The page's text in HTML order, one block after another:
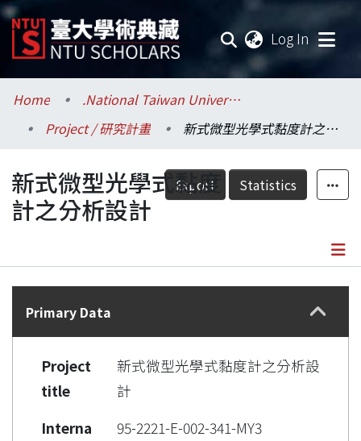
Log In
Communities & Collections
Research Outputs
Fundings & Projects
Researchers
Statistics
Home
.National Taiwan University / 國立臺灣大學
Project / 研究計畫
新式微型光學式黏度計之分析設計
Export Statistics
新式微型光學式黏度
計之分析設計
Details
Primary Data
Project
title
新式微型光學式黏度計之分析設
計
Interna
95-2221-E-002-341-MY3